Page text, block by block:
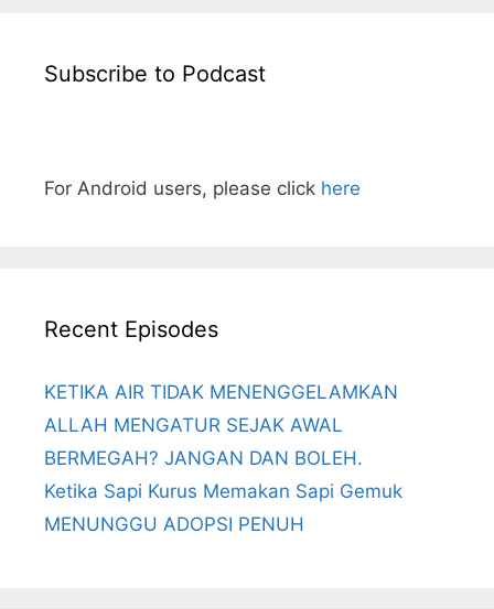
Subscribe to Podcast
For Android users, please click here
Recent Episodes
KETIKA AIR TIDAK MENENGGELAMKAN
ALLAH MENGATUR SEJAK AWAL
BERMEGAH? JANGAN DAN BOLEH.
Ketika Sapi Kurus Memakan Sapi Gemuk
MENUNGGU ADOPSI PENUH